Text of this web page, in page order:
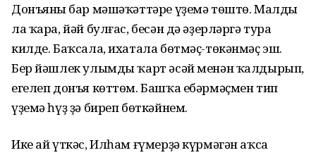
Донъяның бар мәшәҡәттәре үҙемә төштө. Малды
ла ҡара, йәй булғас, бесән дә әҙерләргә тура
килде. Баҡсала, ихатала бөтмәҫ-төкәнмәҫ эш.
Бер йәшлек улымды ҡарт әсәй менән ҡалдырып,
егелеп донъя көттөм. Башҡа ебәрмәҫмен тип
үҙемә һүҙ ҙә биреп бөткәйнем.
Ике ай үткәс, Илһам ғүмерҙә күрмәгән аҡса